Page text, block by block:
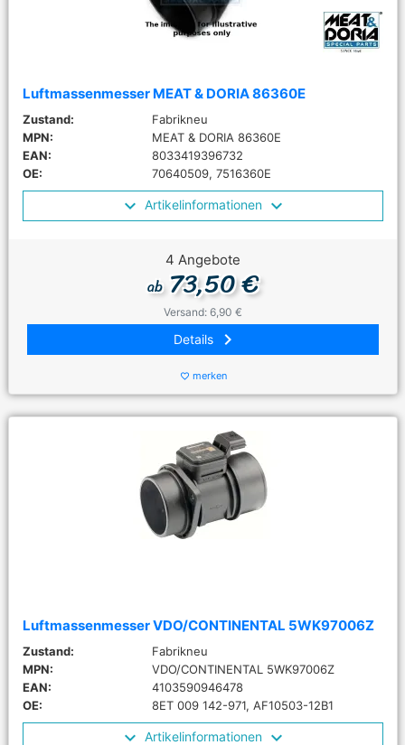
Luftmassenmesser MEAT & DORIA 86360E
Zustand:
Fabrikneu
MPN:
MEAT & DORIA 86360E
EAN:
8033419396732
OE:
70640509, 7516360E
Artikelinformationen
4 Angebote
ab73,50 €
Versand: 6,90 €
Details keyboard_arrow_right
favorite_border merken
Luftmassenmesser VDO/CONTINENTAL 5WK97006Z
Zustand:
Fabrikneu
MPN:
VDO/CONTINENTAL 5WK97006Z
EAN:
4103590946478
OE:
8ET 009 142-971, AF10503-12B1
Artikelinformationen